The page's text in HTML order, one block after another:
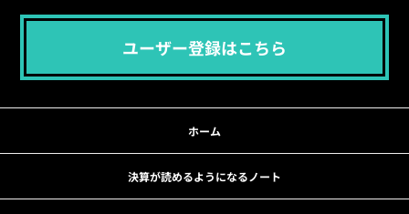
ユーザー登録はこちら
ホーム
決算が読めるようになるノート